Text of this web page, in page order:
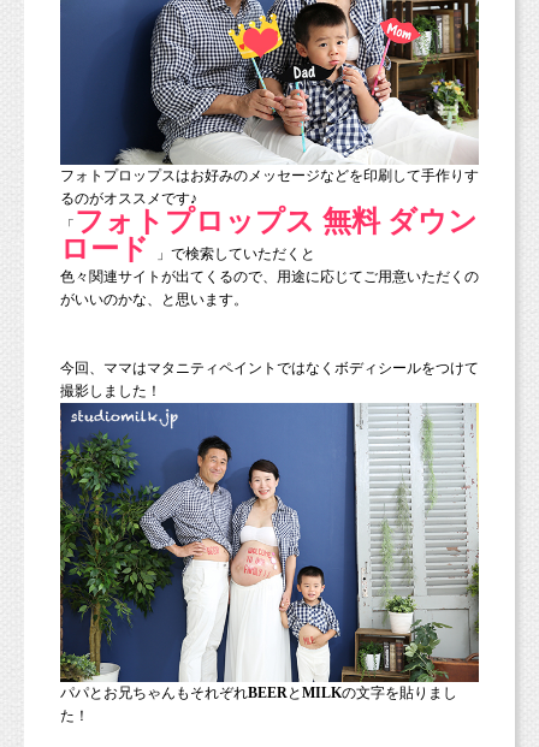
フォトプロップスはお好みのメッセージなどを印刷して手作りす
るのがオススメです♪
「 フォトプロップス 無料 ダウン
ロード
」で検索していただくと
色々関連サイトが出てくるので、用途に応じてご用意いただくの
がいいのかな、と思います。
今回、ママはマタニティペイントではなくボディシールをつけて
撮影しました！
パパとお兄ちゃんもそれぞれBEER とMILKの文字を貼りまし
た！